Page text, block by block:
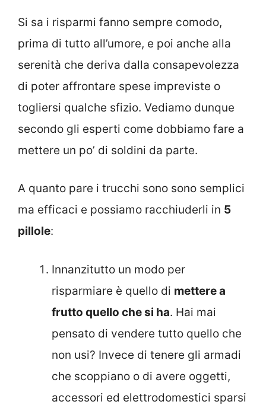
Si sa i risparmi fanno sempre comodo,
prima di tutto all’umore, e poi anche alla
serenità che deriva dalla consapevolezza
di poter affrontare spese impreviste o
togliersi qualche sfizio. Vediamo dunque
secondo gli esperti come dobbiamo fare a
mettere un po’ di soldini da parte.
A quanto pare i trucchi sono sono semplici
ma efficaci e possiamo racchiuderli in 5
pillole:
Innanzitutto un modo per
risparmiare è quello di mettere a
frutto quello che si ha. Hai mai
pensato di vendere tutto quello che
non usi? Invece di tenere gli armadi
che scoppiano o di avere oggetti,
accessori ed elettrodomestici sparsi